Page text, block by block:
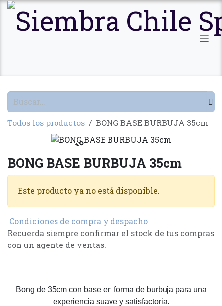
Ir al contenido
Todos los productos BONG BASE BURBUJA 35cm
Agotado
BONG BASE BURBUJA 35cm
Este producto ya no está disponible.
Condiciones de compra y despacho
Recuerda siempre confirmar el stock de tus compras
con un agente de ventas.
Bong de 35cm con base en forma de burbuja para una
experiencia suave y satisfactoria.